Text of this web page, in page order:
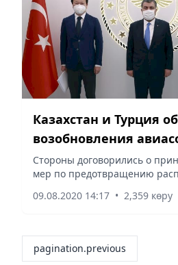
Казахстан и Турция
возобновления
Стороны договорились о
мер по предотвращению
сотрудничества.
09.08.2020 14:17 • 2,359 көру
pagination.previous